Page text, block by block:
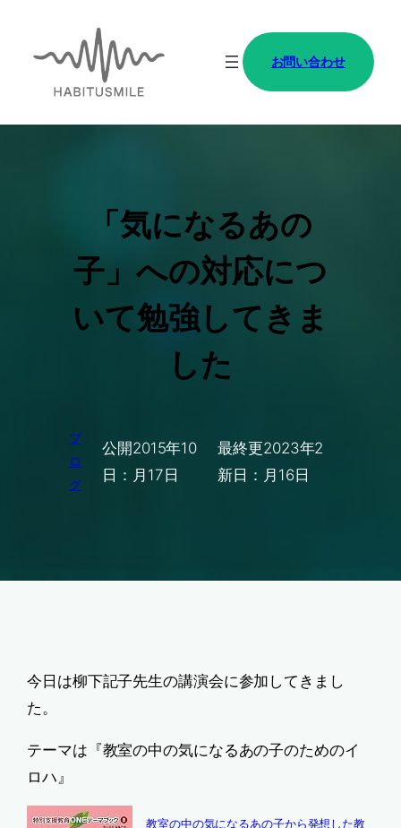
キ
お問い合わせ
「気になるあの
子」への対応につ
いて勉強してきま
した
ブ
ロ
グ
公開
日：
2015年10
月17日
最終更
新日：
2023年2
月16日
今日は柳下記子先生の講演会に参加してきまし
た。
テーマは『教室の中の気になるあの子のためのイ
ロハ』
教室の中の気になるあの子から発想した教